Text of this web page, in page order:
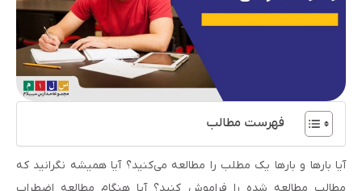
فهرست مطالب
آیا بارها و بارها یک مطلب را مطالعه می‌کنید؟ آیا همیشه نگرانید که